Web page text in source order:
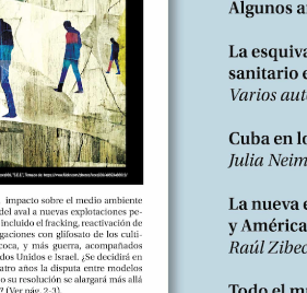
wide web), el surgimiento de las
de máquina, los sitios webs, los
y modos que comparten
personales, todos los